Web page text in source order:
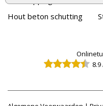
Hout beton schutting
8.9